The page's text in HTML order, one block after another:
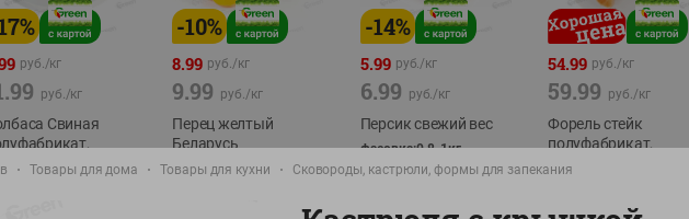
%
руб./кг
руб./кг
Свиная
-10%
8.99 руб./кг
9.99 руб./кг
Перец желтый
Беларусь
фасовка: 0,3-0,7кг
-14%
5.99 руб./кг
6.99 руб./кг
Персик свежий вес
фасовка:0,8-1кг
54.99 руб./кг
59.99 руб./кг
Форель стейк
полуфабрикат,
охлажденный
Товары для дома Товары для кухни Сковороды, кастрюли, формы для запекания